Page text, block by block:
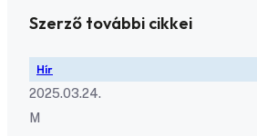
Szerző további cikkei
Hír
2025.03.24.
M